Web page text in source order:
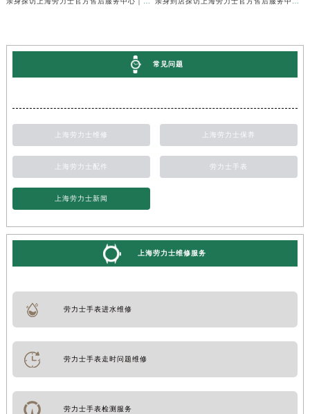
常见问题
上海劳力士维修 上海劳力士保养
上海劳力士配件 劳力士手表
上海劳力士新闻
上海劳力士维修服务
劳力士手表进水维修
劳力士手表走时问题维修
劳力士手表检测服务